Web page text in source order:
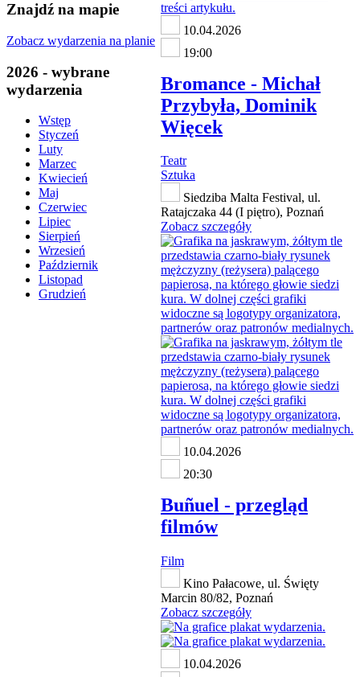
Znajdź na mapie
Zobacz wydarzenia na planie
2026 - wybrane
wydarzenia
Wstęp
Styczeń
Luty
Marzec
Kwiecień
Maj
Czerwiec
Lipiec
Sierpień
Wrzesień
Październik
Listopad
Grudzień
10.04.2026
19:00
Bromance - Michał
Przybyła, Dominik
Więcek
Teatr
Sztuka
Siedziba Malta Festival, ul.
Ratajczaka 44 (I piętro), Poznań
Zobacz szczegóły
10.04.2026
20:30
Buñuel - przegląd
filmów
Film
Kino Pałacowe, ul. Święty
Marcin 80/82, Poznań
Zobacz szczegóły
10.04.2026